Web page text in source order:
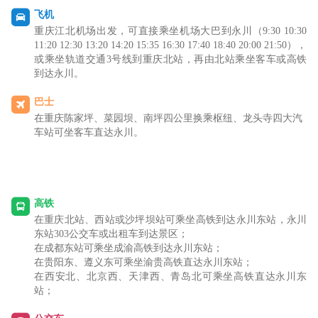
飞机
重庆江北机场出发，可直接乘坐机场大巴到永川（9:30 10:30
11:20 12:30 13:20 14:20 15:35 16:30 17:40 18:40 20:00 21:50），
或乘坐轨道交通 3号线到重庆北站，再由北站乘坐客车或高铁
到达永川。
巴士
在重庆陈家坪、菜园坝、南坪四公里换乘枢纽、龙头寺四大汽
车站可坐客车直达永川 。
高铁
在重庆北站、西站或沙坪坝站可乘坐高铁到达永川东站 ， 永川
东站303公交车或出租车到达景区；
在成都东站可乘坐成渝高铁到达永川东站；
在贵阳东、遵义东可乘坐渝贵高铁直达永川东站；
在西安北、北京西、天津西、青岛北可乘坐高铁直达永川东
站；